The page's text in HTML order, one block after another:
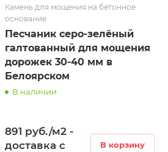
Камень для мощения на бетонное
основание
Песчаник серо-зелёный
галтованный для мощения
дорожек 30-40 мм в
Белоярском
В наличии
891 руб./м2 -
доставка с
В корзину